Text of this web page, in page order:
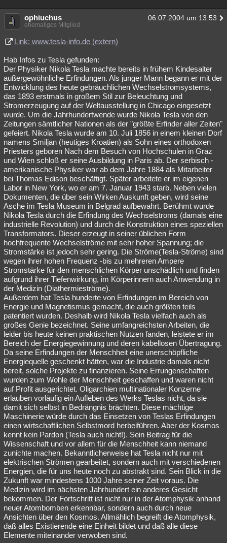
ophiuchus 06.07.2004 um 13:53
ehemaliges Mitglied
Link: www.tesla-info.de (extern)
Hab Infos zu Tesla gefunden:
Der Physiker Nikola Tesla machte bereits in frühem Kindesalter
außergewöhnliche Erfindungen. Als junger Mann begann er mit der
Entwicklung des heute gebräuchlichen Wechselstromsystems,
das 1893 erstmals in großem Stil zur Beleuchtung und
Stromerzeugung auf der Weltausstellung in Chicago eingesetzt
wurde. Um die Jahrhundertwende wurde Nikola Tesla von den
Zeitungen sämtlicher Nationen als der "größte Erfinder aller Zeiten"
gefeiert. Nikola Tesla wurde am 10. Juli 1856 in einem kleinen Dorf
namens Smiljan (heutiges Kroatien) als Sohn eines orthodoxen
Priesters geboren Nach dem Besuch von Hochschulen in Graz
und Wien schloß er seine Ausbildung in Paris ab. Der serbisch -
amerikanische Physiker war ab dem Jahre 1884 als Mitarbeiter
bei Thomas Edison beschäftigt. Später arbeitete er im eigenen
Labor in New York, wo er am 7. Januar 1943 starb. Neben vielen
Dokumenten, die über sein Wirken Auskunft geben, wird seine
Asche im Tesla Museum in Belgrad aufbewahrt. Berühmt wurde
Nikola Tesla durch die Erfindung des Wechselstroms (damals eine
industrielle Revolution) und durch die Konstruktion eines speziellen
Transformators. Dieser erzeugt in seiner üblichen Form
hochfrequente Wechselströme mit sehr hoher Spannung; die
Stromstärke ist jedoch sehr gering. Die Ströme(Tesla-Ströme) sind
wegen ihrer hohen Frequenz -bis zu mehreren Ampere
Stromstärke für den menschlichen Körper unschädlich und finden
aufgrund ihrer Tiefenwirkung, im Körperinnern auch Anwendung in
der Medizin (Diathermieströme).
Außerdem hat Tesla hunderte von Erfindungen im Bereich von
Energie und Magnetismus gemacht, die auch größten teils
patentiert wurden. Deshalb wird Nikola Tesla vielfach auch als
großes Genie bezeichnet. Seine umfangreichsten Arbeiten, die
leider bis heute keinen praktischen Nutzen fanden, leistete er im
Bereich der Energiegewinnung und deren kabellosen Übertragung.
Da seine Erfindungen der Menschheit eine unerschöpfliche
Energiequelle geschenkt hätten, war die Industrie damals nicht
bereit, solche Projekte zu finanzieren. Seine Errungenschaften
wurden zum Wohle der Menschheit geschaffen und waren nicht
auf Profit ausgerichtet. Oligarchien multinationaler Konzerne
erlauben vorläufig ein Aufleben des Werks Teslas nicht, da sie
damit sich selbst in Bedrängnis brächten. Diese mächtige
Maschinerie würde durch das Einsetzen von Teslas Erfindungen
einen wirtschaftlichen Selbstmord herbeiführen. Aber der Kosmos
kennt kein Pardon (Tesla auch nicht!). Sein Beitrag für die
Wissenschaft und vor allem für die Menschheit kann niemand
zunichte machen. Bekanntlicherweise hat Tesla nicht nur mit
elektrischen Strömen gearbeitet, sondern auch mit verschiedenen
Energien, die für uns heute noch zu abstrakt sind. Sein Blick in die
Zukunft war mindestens 1000 Jahre seiner Zeit voraus. Die
Medizin wird im nächsten Jahrhundert ein anderes Gesicht
bekommen. Der Fortschritt ist nicht nur in der Atomphysik anhand
neuer Atombomben erkennbar, sondern auch durch neue
Ansichten über den Kosmos. Allmählich begreift die Atomphysik,
daß alles Existierende eine Einheit bildet und daß alle diese
Elemente miteinander verwoben sind.